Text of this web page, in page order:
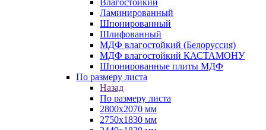
Влагостойкий
Ламинированный
Шпонированный
Шлифованный
МДФ влагостойкий (Белоруссия)
МДФ влагостойкий КАСТАМОНУ
Шпонированные плиты МДФ
По размеру листа
Назад
По размеру листа
2800х2070 мм
2750х1830 мм